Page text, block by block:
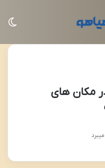
مکان های